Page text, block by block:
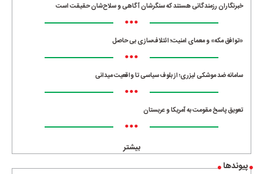
خبرنگاران رزمندگانی هستند که سنگرشان آگاهی و سلاح‌شان حقیقت است
•••
«توافق مکه» و معمای امنیت؛ ائتلاف‌سازی بی حاصل
•••
سامانه ضد موشکی لیزری؛ از بلوف سیاسی تا واقعیت میدانی
•••
تعویق پاسخ مقومت به آمریکا و عربستان
•••
بیشتر
پیوندها